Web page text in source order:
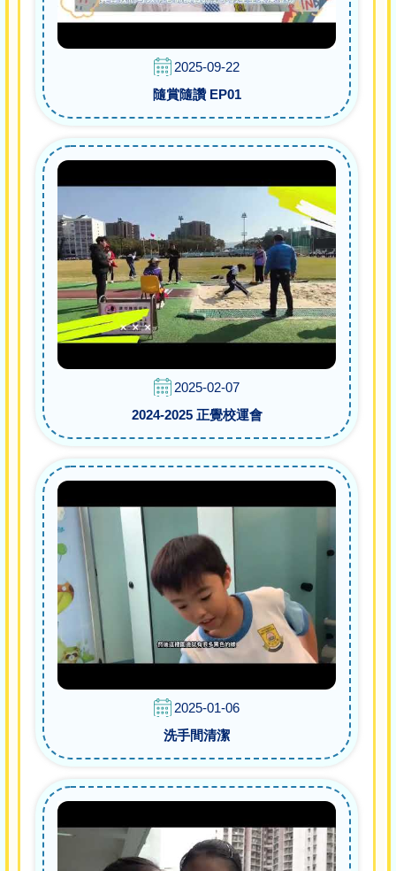
2025-09-22
隨賞隨讚 EP01
2025-02-07
2024-2025 正覺校運會
2025-01-06
洗手間清潔